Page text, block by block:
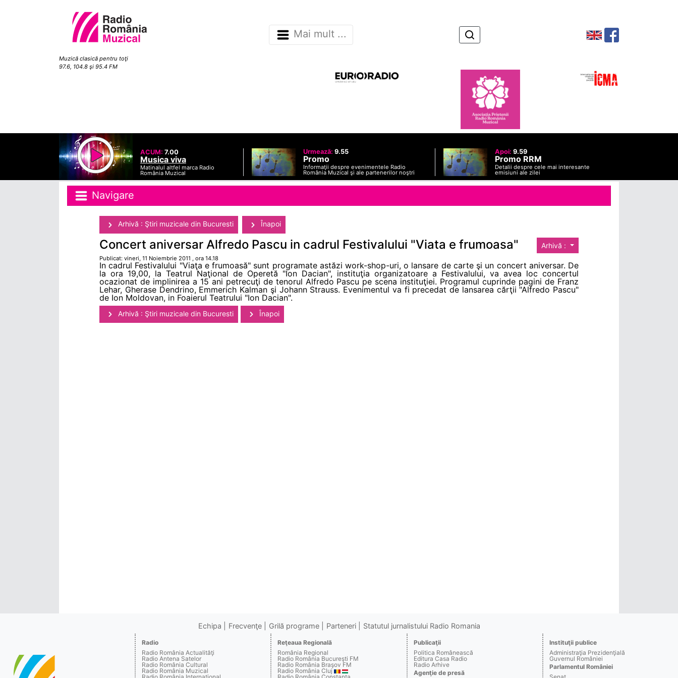
Muzică clasică pentru toţi
97.6, 104.8 şi 95.4 FM
Mai mult ...
ACUM: 7.00
Musica viva
Matinalul altfel marca Radio
România Muzical
Urmează: 9.55
Promo
Informaţii despre evenimentele Radio
România Muzical şi ale partenerilor noştri
Apoi: 9.59
Promo RRM
Detalii despre cele mai interesante
emisiuni ale zilei
Navigare
Arhivă : Ştiri muzicale din Bucuresti Înapoi
Arhivă :
Concert aniversar Alfredo Pascu in cadrul Festivalului "Viata e frumoasa"
Publicat: vineri, 11 Noiembrie 2011 , ora 14.18
In cadrul Festivalului "Viaţa e frumoasă" sunt programate astăzi work-shop-uri, o lansare de carte şi un concert aniversar. De
la ora 19,00, la Teatrul Naţional de Operetă "Ion Dacian", instituţia organizatoare a Festivalului, va avea loc concertul
ocazionat de implinirea a 15 ani petrecuţi de tenorul Alfredo Pascu pe scena instituţiei. Programul cuprinde pagini de Franz
Lehar, Gherase Dendrino, Emmerich Kalman şi Johann Strauss. Evenimentul va fi precedat de lansarea cărţii "Alfredo Pascu"
de Ion Moldovan, in Foaierul Teatrului "Ion Dacian".
Arhivă : Ştiri muzicale din Bucuresti Înapoi
Echipa Frecvenţe Grilă programe Parteneri Statutul jurnalistului Radio Romania
Radio
Radio România Actualităţi
Radio Antena Satelor
Radio România Cultural
Radio România Muzical
Reţeaua Regională
România Regional
Radio România Bucureşti FM
Radio România Braşov FM
Radio România Cluj
Publicaţii
Politica Românească
Editura Casa Radio
Radio Arhive
Agenţie de presă
Instituţii publice
Administraţia Prezidenţială
Guvernul României
Parlamentul României